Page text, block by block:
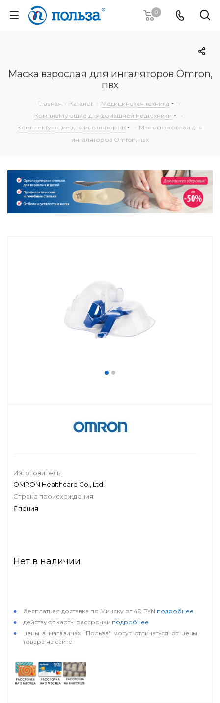
0
Маска взрослая для ингаляторов Omron,
пвх
Главная - Каталог - Медицинская техника
-
Комплектующие для домашней медтехники
-
Комплектующие для ингаляторов
- Маска взрослая для
ингаляторов Omron, пвх
Изготовитель:
OMRON Healthcare Co., Ltd.
Страна происхождения:
Япония
Нет в наличии
бесплатная доставка по Минску от 40 BYN подробнее
действуют карты рассрочки подробнее
цены в магазинах "Польза" могут отличаться от цены
товара на сайте!